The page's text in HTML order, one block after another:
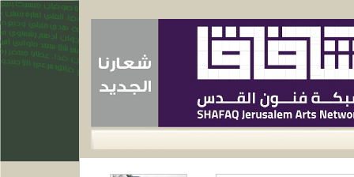
من نحن آخر أخبارنا أعلن معنا